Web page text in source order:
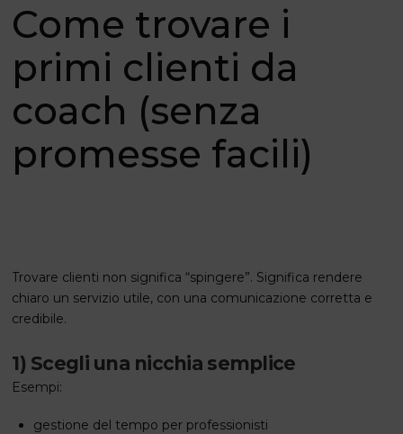
Come trovare i
primi clienti da
coach (senza
promesse facili)
Trovare clienti non significa “spingere”. Significa rendere
chiaro un servizio utile, con una comunicazione corretta e
credibile.
1) Scegli una nicchia semplice
Esempi:
gestione del tempo per professionisti